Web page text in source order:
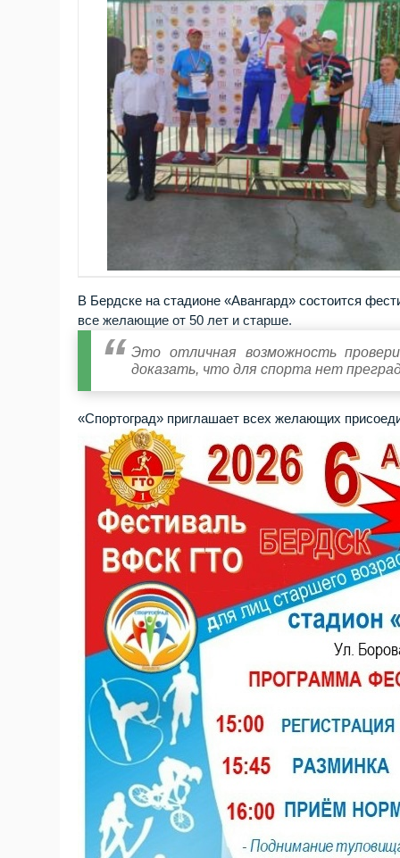
В Бердске на стадионе «Авангард» состоится
все желающие от 50 лет и старше.
Это отличная возможность
доказать, что для спорта нет
«Спортоград» приглашает всех желающих